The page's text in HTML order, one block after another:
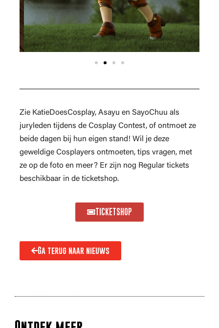
Zie KatieDoesCosplay, Asayu en SayoChuu als
juryleden tijdens de Cosplay Contest, of ontmoet ze
beide dagen bij hun eigen stand! Wil je deze
geweldige Cosplayers ontmoeten, tips vragen, met
ze op de foto en meer? Er zijn nog Regular tickets
beschikbaar in de ticketshop.
TICKETSHOP
Ga terug naar nieuws